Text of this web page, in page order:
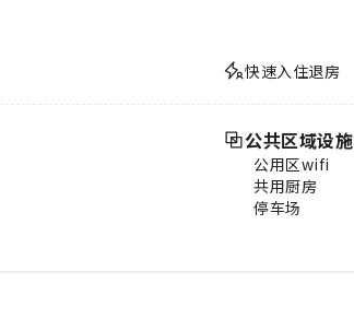
快速入住退房
公共区域设施
公用区wifi
共用厨房
停车场